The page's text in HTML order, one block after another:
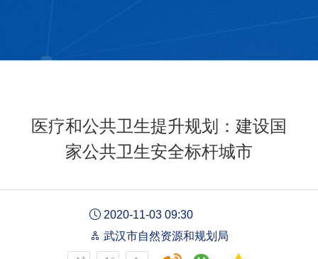
医疗和公共卫生提升规划：建设国
家公共卫生安全标杆城市
2020-11-03 09:30
武汉市自然资源和规划局